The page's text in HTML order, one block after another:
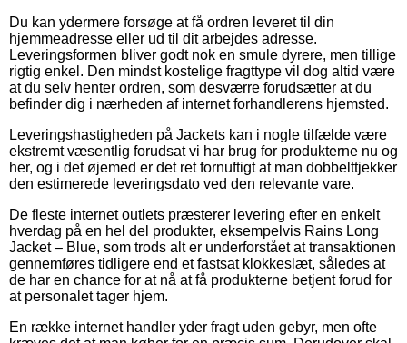
Du kan ydermere forsøge at få ordren leveret til din
hjemmeadresse eller ud til dit arbejdes adresse.
Leveringsformen bliver godt nok en smule dyrere, men tillige
rigtig enkel. Den mindst kostelige fragttype vil dog altid være
at du selv henter ordren, som desværre forudsætter at du
befinder dig i nærheden af internet forhandlerens hjemsted.
Leveringshastigheden på Jackets kan i nogle tilfælde være
ekstremt væsentlig forudsat vi har brug for produkterne nu og
her, og i det øjemed er det ret fornuftigt at man dobbelttjekker
den estimerede leveringsdato ved den relevante vare.
De fleste internet outlets præsterer levering efter en enkelt
hverdag på en hel del produkter, eksempelvis Rains Long
Jacket – Blue, som trods alt er underforstået at transaktionen
gennemføres tidligere end et fastsat klokkeslæt, således at
de har en chance for at nå at få produkterne betjent forud for
at personalet tager hjem.
En række internet handler yder fragt uden gebyr, men ofte